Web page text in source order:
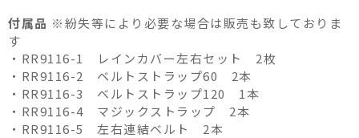
付属品 ※紛失等により必要な場合は販売も致しておりま
す
・RR9116-1 レインカバー左右セット 2枚
・RR9116-2 ベルトストラップ60 2本
・RR9116-3 ベルトストラップ120 1本
・RR9116-4 マジックストラップ 2本
・RR9116-5 左右連結ベルト 2本